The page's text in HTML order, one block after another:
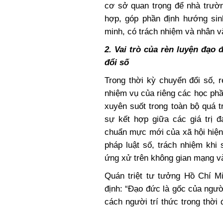
cơ sở quan trọng để nhà
hợp, góp phần định hướng
minh, có trách nhiệm và nhân
2. Vai trò của rèn luyện đạo
đổi số
Trong thời kỳ chuyển đổi số,
nhiệm vụ của riêng các học
xuyên suốt trong toàn bộ
sự kết hợp giữa các giá trị
chuẩn mực mới của xã hội
pháp luật số, trách nhiệm
ứng xử trên không gian mạng
Quán triệt tư tưởng Hồ Chí
định: “Đạo đức là gốc của
cách người trí thức trong thời